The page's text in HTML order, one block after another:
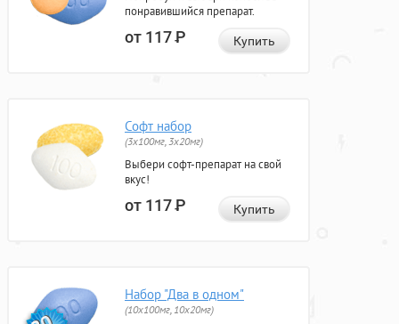
понравившийся препарат.
от 117Р Купить
Софт набор
(3x100мг, 3x20мг)
Выбери софт-препарат на свой
вкус!
от 117Р Купить
Набор "Два в одном"
(10x100мг, 10x20мг)